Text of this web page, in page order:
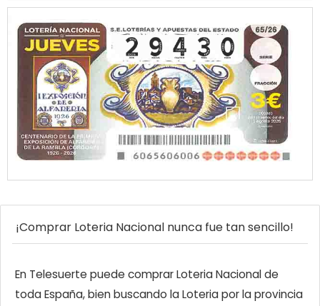
¡Comprar Loteria Nacional nunca fue tan sencillo!
En Telesuerte puede comprar Loteria Nacional de
toda España, bien buscando la Loteria por la provincia